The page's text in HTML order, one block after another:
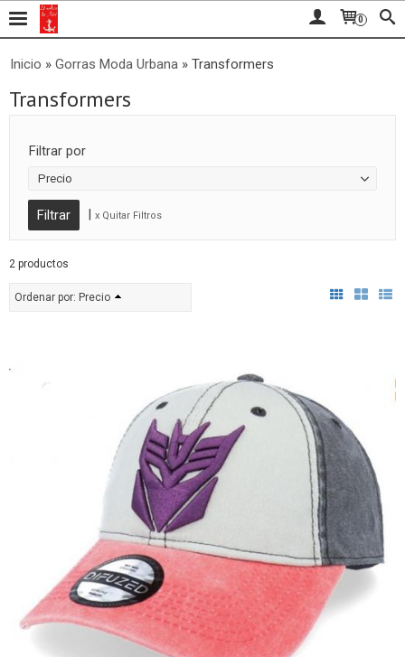
0
Inicio » Gorras Moda Urbana » Transformers
Transformers
Filtrar por
Precio
| x Quitar Filtros
2 productos
Ordenar por: Precio